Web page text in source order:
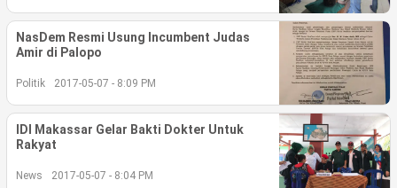
NasDem Resmi Usung Incumbent Judas
Amir di Palopo
Politik 2017-05-07 - 8:09 PM
IDI Makassar Gelar Bakti Dokter Untuk
Rakyat
News 2017-05-07 - 8:04 PM